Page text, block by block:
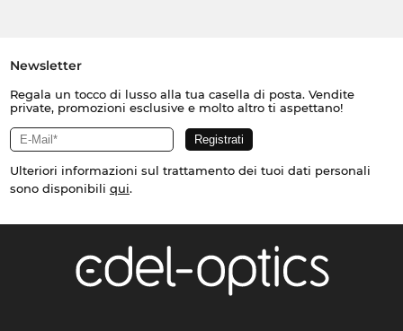
Newsletter
Regala un tocco di lusso alla tua casella di posta. Vendite
private, promozioni esclusive e molto altro ti aspettano!
Ulteriori informazioni sul trattamento dei tuoi dati personali
sono disponibili qui.